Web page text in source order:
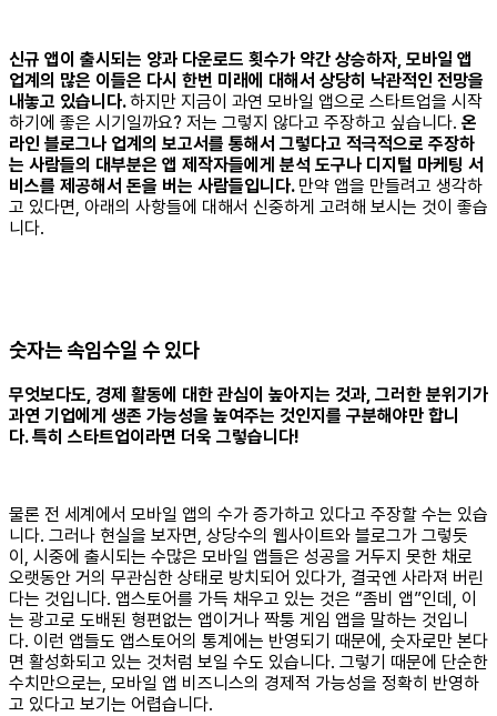
신규 앱이 출시되는 양과 다운로드 횟수가 약간 상승하자, 모바일 앱
업계의 많은 이들은 다시 한번 미래에 대해서 상당히 낙관적인 전망을
내놓고 있습니다.하지만 지금이 과연 모바일 앱으로 스타트업을 시작
하기에 좋은 시기일까요? 저는 그렇지 않다고 주장하고 싶습니다. 온
라인 블로그나 업계의 보고서를 통해서 그렇다고 적극적으로 주장하
는 사람들의 대부분은 앱 제작자들에게 분석 도구나 디지털 마케팅 서
비스를 제공해서 돈을 버는 사람들입니다. 만약 앱을 만들려고 생각하
고 있다면, 아래의 사항들에 대해서 신중하게 고려해 보시는 것이 좋습
니다.
숫자는 속임수일 수 있다
무엇보다도, 경제 활동에 대한 관심이 높아지는 것과, 그러한 분위기가
과연 기업에게 생존 가능성을 높여주는 것인지를 구분해야만 합니
다. 특히 스타트업이라면 더욱 그렇습니다!
물론 전 세계에서 모바일 앱의 수가 증가하고 있다고 주장할 수는 있습
니다. 그러나 현실을 보자면, 상당수의 웹사이트와 블로그가 그렇듯
이, 시중에 출시되는 수많은 모바일 앱들은 성공을 거두지 못한 채로
오랫동안 거의 무관심한 상태로 방치되어 있다가, 결국엔 사라져 버린
다는 것입니다. 앱스토어를 가득 채우고 있는 것은 “좀비 앱”인데, 이
는 광고로 도배된 형편없는 앱이거나 짝퉁 게임 앱을 말하는 것입니
다. 이런 앱들도 앱스토어의 통계에는 반영되기 때문에, 숫자로만 본다
면 활성화되고 있는 것처럼 보일 수도 있습니다. 그렇기 때문에 단순한
수치만으로는, 모바일 앱 비즈니스의 경제적 가능성을 정확히 반영하
고 있다고 보기는 어렵습니다.